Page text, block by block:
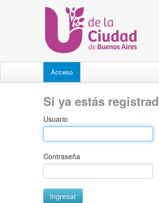
Acceso
Si ya estás
Usuario
Contraseña